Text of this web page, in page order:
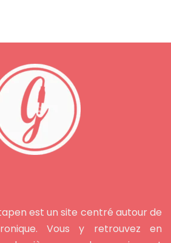
est un site centré autour de
Vous y retrouvez en